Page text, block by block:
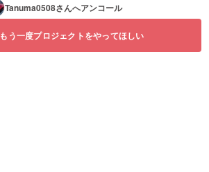
Tanuma0508さんへアンコール
もう一度プロジェクトをやってほしい